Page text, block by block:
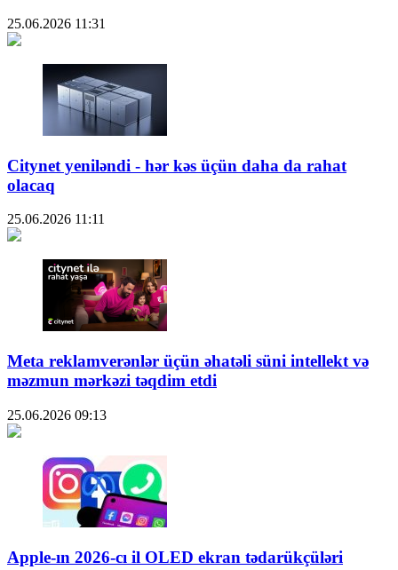
25.06.2026 11:31
Citynet yeniləndi - hər kəs üçün daha da rahat
olacaq
25.06.2026 11:11
Meta reklamverənlər üçün əhatəli süni intellekt və
məzmun mərkəzi təqdim etdi
25.06.2026 09:13
Apple-ın 2026-cı il OLED ekran tədarükçüləri